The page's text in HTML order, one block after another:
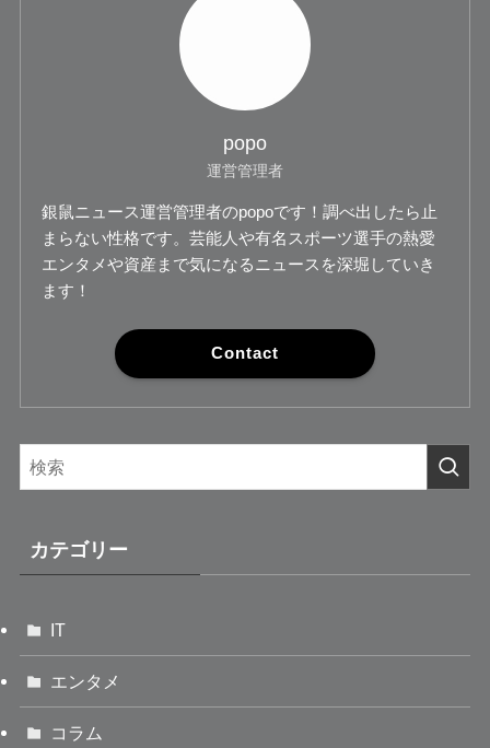
popo
運営管理者
銀鼠ニュース運営管理者のpopoです！調べ出したら止
まらない性格です。芸能人や有名スポーツ選手の熱愛
エンタメや資産まで気になるニュースを深堀していき
ます！
Contact
カテゴリー
IT
エンタメ
コラム